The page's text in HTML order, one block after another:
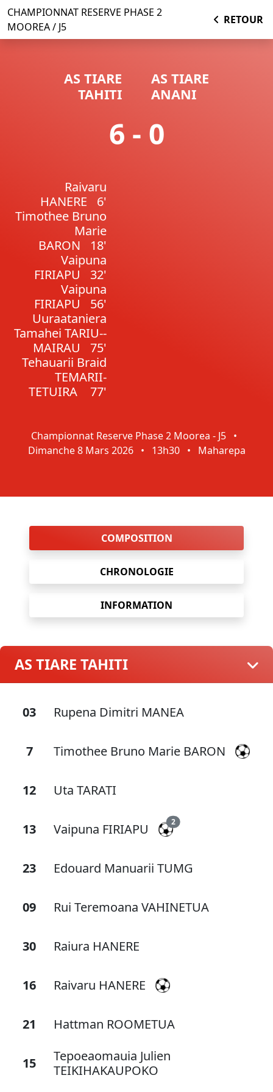
CHAMPIONNAT RESERVE PHASE 2
MOOREA / J5
RETOUR
AS TIARE
TAHITI
AS TIARE
ANANI
6 - 0
Raivaru
HANERE
6'
Timothee Bruno
Marie
BARON
18'
Vaipuna
FIRIAPU
32'
Vaipuna
FIRIAPU
56'
Uuraataniera
Tamahei TARIU--
MAIRAU
75'
Tehauarii Braid
TEMARII-
TETUIRA
77'
Championnat Reserve Phase 2 Moorea - J5 •
Dimanche 8 Mars 2026 • 13h30 • Maharepa
COMPOSITION
CHRONOLOGIE
INFORMATION
AS TIARE TAHITI
03 Rupena Dimitri MANEA
7 Timothee Bruno Marie BARON
12 Uta TARATI
13 Vaipuna FIRIAPU 2
23 Edouard Manuarii TUMG
09 Rui Teremoana VAHINETUA
30 Raiura HANERE
16 Raivaru HANERE
21 Hattman ROOMETUA
15
Tepoeaomauia Julien
TEIKIHAKAUPOKO